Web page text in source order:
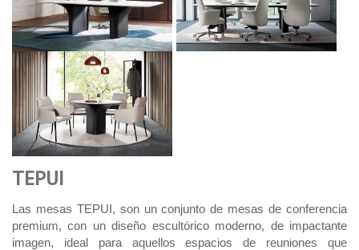
TEPUI
Las mesas TEPUI, son un conjunto de mesas de conferencia
premium, con un diseño escultórico moderno, de impactante
imagen, ideal para aquellos espacios de reuniones que